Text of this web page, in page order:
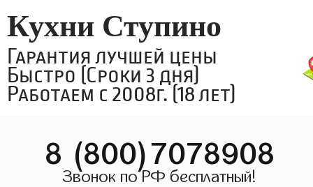
Кухни Ступино
Гарантия лучшей цены
Быстро (Сроки 3 дня)
Работаем с 2008г. (18 лет)
8 (800)7078908
Звонок по РФ бесплатный!